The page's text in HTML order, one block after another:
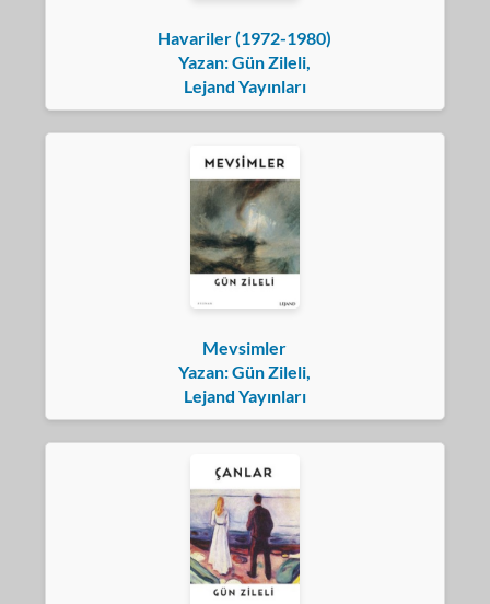
Havariler (1972-1980)
Yazan: Gün Zileli,
Lejand Yayınları
Mevsimler
Yazan: Gün Zileli,
Lejand Yayınları